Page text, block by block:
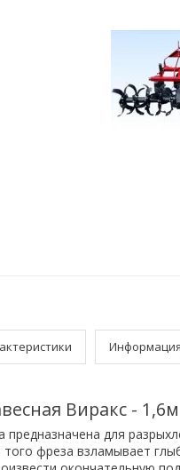
Виракс -
предназначена для
фреза взламывает